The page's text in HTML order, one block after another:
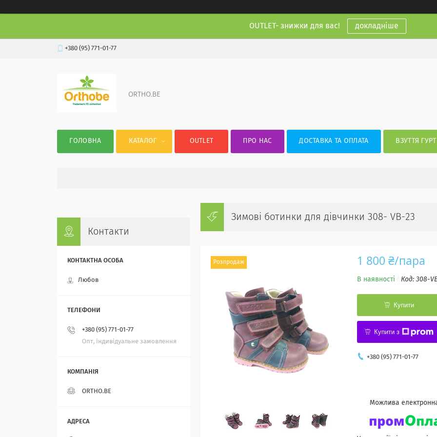
OUTLET- знижки для вас! докладніше
+380 (95) 771-01-77
ORTHO.BE
ГОЛОВНА КАТАЛОГ OUTLET ПРО НАС ДОСТАВКА ТА ОПЛАТА ВЗУТТЯ ГУРТ
Зимові ботинки для дівчинки 308- VB-23
Розпродаж 1 800 ₴/пара
В наявності Код: 308-
Купити
Купити з
+380 (95) 771-01-77
Контакти
Любов
+380 (95) 771-01-77
Опт, індивідуальне замовлення
ORTHO.BE